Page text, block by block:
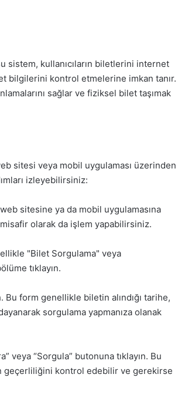
sistem, kullanıcıların biletlerini internet
bilgilerini kontrol etmelerine imkan tanır.
sağlar ve fiziksel bilet taşımak
sitesi veya mobil uygulaması üzerinden
izleyebilirsiniz:
sitesine ya da mobil uygulamasına
olarak da işlem yapabilirsiniz.
"Bilet Sorgulama" veya
tıklayın.
form genellikle biletin alındığı tarihe,
sorgulama yapmanıza olanak
veya “Sorgula” butonuna tıklayın. Bu
geçerliliğini kontrol edebilir ve gerekirse